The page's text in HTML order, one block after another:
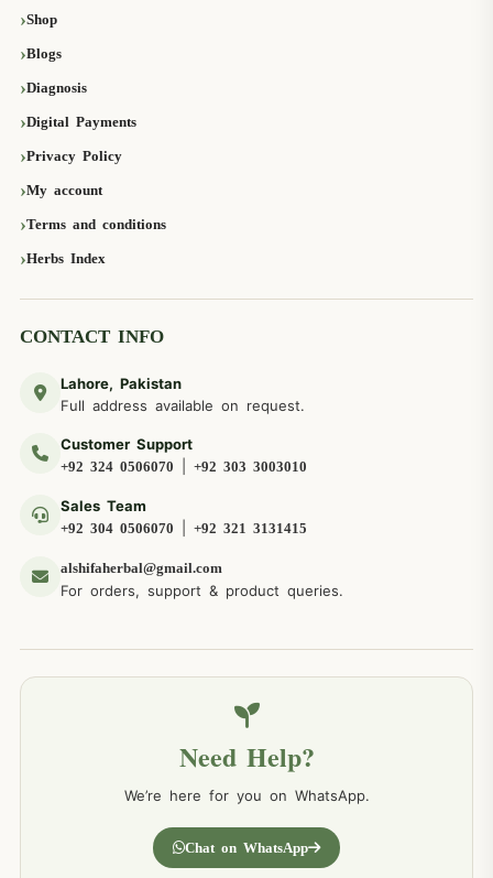
Shop
Blogs
Diagnosis
Digital Payments
Privacy Policy
My account
Terms and conditions
Herbs Index
CONTACT INFO
Lahore, Pakistan
Full address available on request.
Customer Support
+92 324 0506070 +92 303 3003010
Sales Team
+92 304 0506070 +92 321 3131415
alshifaherbal@gmail.com
For orders, support & product queries.
Need Help?
We’re here for you on WhatsApp.
Chat on WhatsApp